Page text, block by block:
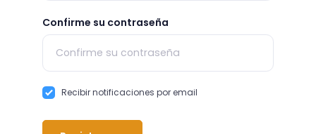
Confirme su contraseña
Recibir notificaciones por email